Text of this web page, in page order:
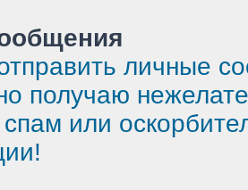
личные
получаю
или